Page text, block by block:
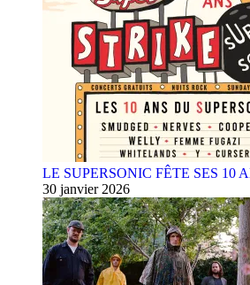
LE SUPERSONIC FÊTE SES 10
30 janvier 2026